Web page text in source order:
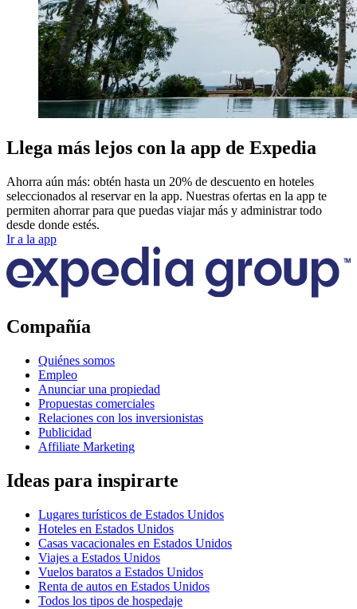
Llega más lejos con la app de Expedia
Ahorra aún más: obtén hasta un 20% de descuento en hoteles
seleccionados al reservar en la app. Nuestras ofertas en la app te
permiten ahorrar para que puedas viajar más y administrar todo
desde donde estés.
Ir a la app
Compañía
Quiénes somos
Empleo
Anunciar una propiedad
Propuestas comerciales
Relaciones con los inversionistas
Publicidad
Affiliate Marketing
Ideas para inspirarte
Lugares turísticos de Estados Unidos
Hoteles en Estados Unidos
Casas vacacionales en Estados Unidos
Viajes a Estados Unidos
Vuelos baratos a Estados Unidos
Renta de autos en Estados Unidos
Todos los tipos de hospedaje